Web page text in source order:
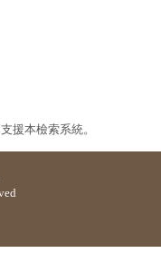
援本檢索系統。